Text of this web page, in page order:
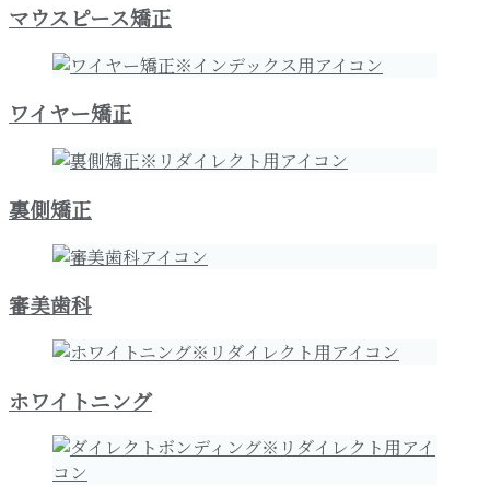
マウスピース矯正
ワイヤー矯正
裏側矯正
審美歯科
ホワイトニング